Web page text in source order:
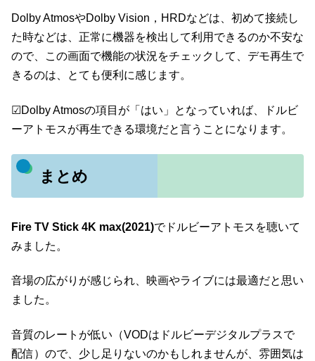
Dolby AtmosやDolby Vision，HRDなどは、初めて接続し
た時などは、正常に機器を検出して利用できるのか不安な
ので、この画面で機能の状況をチェックして、デモ再生で
きるのは、とても便利に感じます。
☑Dolby Atmosの項目が「はい」となっていれば、ドルビ
ーアトモスが再生できる環境だと言うことになります。
まとめ
Fire TV Stick 4K max(2021)でドルビーアトモスを聴いて
みました。
音場の広がりが感じられ、映画やライブには最適だと思い
ました。
音質のレートが低い（VODはドルビーデジタルプラスで
配信）ので、少し足りないのかもしれませんが、雰囲気は